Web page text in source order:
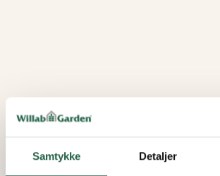
Samtykke Detaljer